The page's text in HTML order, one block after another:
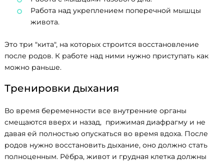
Работа над укреплением поперечной мышцы
живота.
Это три "кита", на которых строится восстановление
после родов. К работе над ними нужно приступать как
можно раньше.
Тренировки дыхания
Во время беременности все внутренние органы
смещаются вверх и назад, прижимая диафрагму и не
давая ей полностью опускаться во время вдоха. После
родов нужно восстановить дыхание, оно должно стать
полноценным. Рёбра, живот и грудная клетка должны